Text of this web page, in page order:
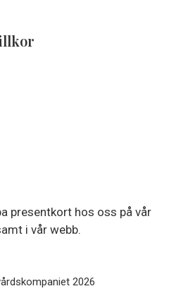
presentkort hos oss på vår
i vår webb.
2026